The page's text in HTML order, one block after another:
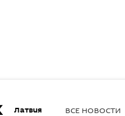
Латвия ВСЕ НОВОСТИ